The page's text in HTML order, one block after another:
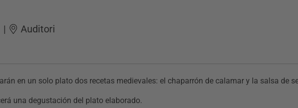
| Auditori
en un solo plato dos recetas medievales: el chaparrón de calamar y la salsa de
una degustación del plato elaborado.